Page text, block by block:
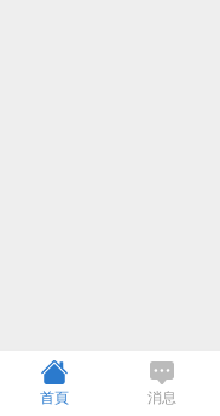
首頁 消息